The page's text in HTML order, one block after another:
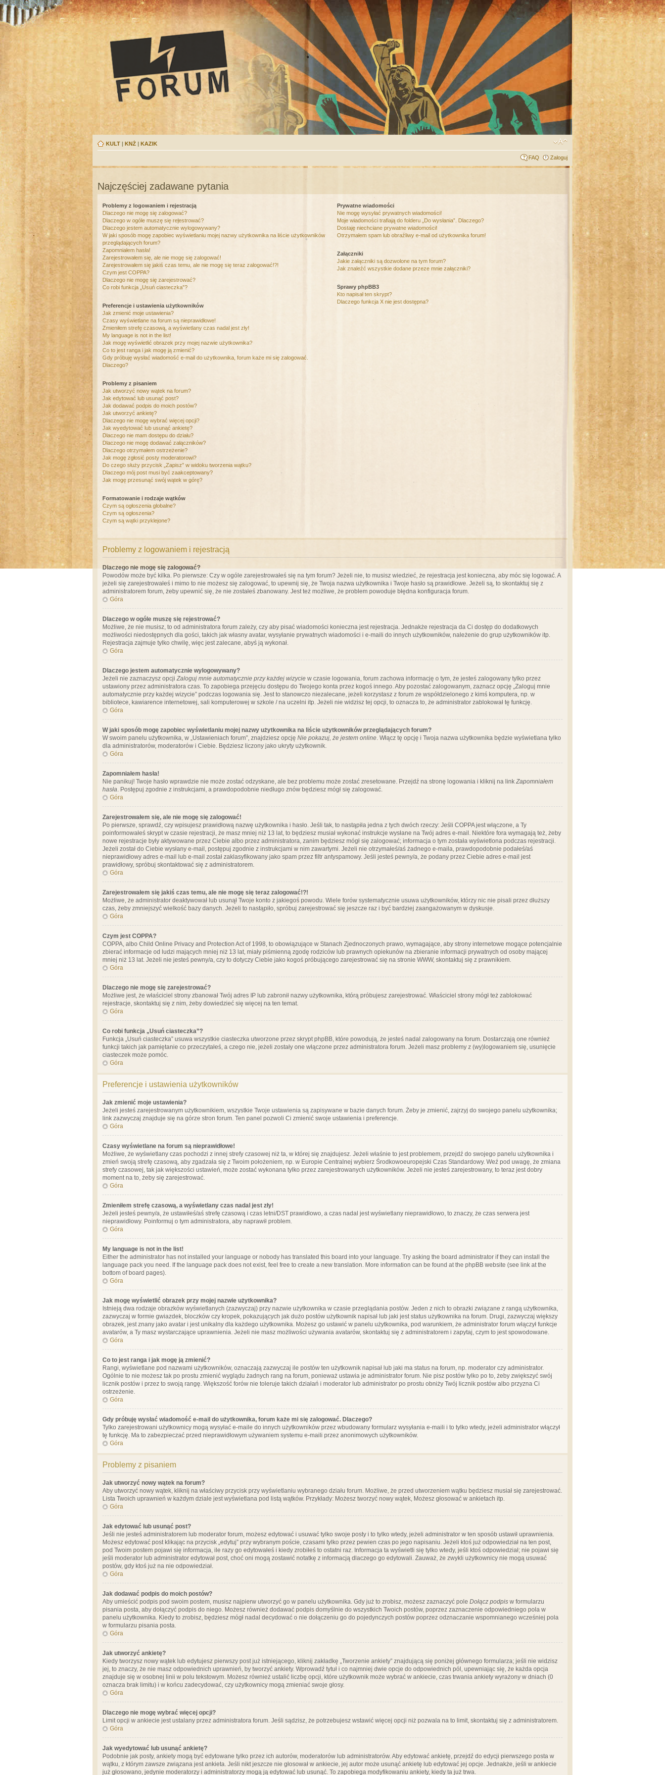
KULT | KNŻ | KAZIK
FAQ Zaloguj
Najczęściej zadawane pytania
Problemy z logowaniem i rejestracją
Dlaczego nie mogę się zalogować?
Dlaczego w ogóle muszę się rejestrować?
Dlaczego jestem automatycznie wylogowywany?
W jaki sposób mogę zapobiec wyświetlaniu mojej nazwy użytkownika na liście użytkowników
przeglądających forum?
Zapomniałem hasła!
Zarejestrowałem się, ale nie mogę się zalogować!
Zarejestrowałem się jakiś czas temu, ale nie mogę się teraz zalogować!?!
Czym jest COPPA?
Dlaczego nie mogę się zarejestrować?
Co robi funkcja „Usuń ciasteczka”?
Preferencje i ustawienia użytkowników
Jak zmienić moje ustawienia?
Czasy wyświetlane na forum są nieprawidłowe!
Zmieniłem strefę czasową, a wyświetlany czas nadal jest zły!
My language is not in the list!
Jak mogę wyświetlić obrazek przy mojej nazwie użytkownika?
Co to jest ranga i jak mogę ją zmienić?
Gdy próbuję wysłać wiadomość e-mail do użytkownika, forum każe mi się zalogować.
Dlaczego?
Problemy z pisaniem
Jak utworzyć nowy wątek na forum?
Jak edytować lub usunąć post?
Jak dodawać podpis do moich postów?
Jak utworzyć ankietę?
Dlaczego nie mogę wybrać więcej opcji?
Jak wyedytować lub usunąć ankietę?
Dlaczego nie mam dostępu do działu?
Dlaczego nie mogę dodawać załączników?
Dlaczego otrzymałem ostrzeżenie?
Jak mogę zgłosić posty moderatorowi?
Do czego służy przycisk „Zapisz” w widoku tworzenia wątku?
Dlaczego mój post musi być zaakceptowany?
Jak mogę przesunąć swój wątek w górę?
Formatowanie i rodzaje wątków
Czym są ogłoszenia globalne?
Czym są ogłoszenia?
Czym są wątki przyklejone?
Prywatne wiadomości
Nie mogę wysyłać prywatnych wiadomości!
Moje wiadomości trafiają do folderu „Do wysłania”. Dlaczego?
Dostaję niechciane prywatne wiadomości!
Otrzymałem spam lub obraźliwy e-mail od użytkownika forum!
Załączniki
Jakie załączniki są dozwolone na tym forum?
Jak znaleźć wszystkie dodane przeze mnie załączniki?
Sprawy phpBB3
Kto napisał ten skrypt?
Dlaczego funkcja X nie jest dostępna?
Problemy z logowaniem i rejestracją
Dlaczego nie mogę się zalogować?
Powodów może być kilka. Po pierwsze: Czy w ogóle zarejestrowałeś się na tym forum? Jeżeli nie, to musisz wiedzieć, że rejestracja jest konieczna, aby móc się logować. A
jeżeli się zarejestrowałeś i mimo to nie możesz się zalogować, to upewnij się, że Twoja nazwa użytkownika i Twoje hasło są prawidłowe. Jeżeli są, to skontaktuj się z
administratorem forum, żeby upewnić się, że nie zostałeś zbanowany. Jest też możliwe, że problem powoduje błędna konfiguracja forum.
Góra
Dlaczego w ogóle muszę się rejestrować?
Możliwe, że nie musisz, to od administratora forum zależy, czy aby pisać wiadomości konieczna jest rejestracja. Jednakże rejestracja da Ci dostęp do dodatkowych
możliwości niedostępnych dla gości, takich jak własny avatar, wysyłanie prywatnych wiadomości i e-maili do innych użytkowników, należenie do grup użytkowników itp.
Rejestracja zajmuje tylko chwilę, więc jest zalecane, abyś ją wykonał.
Góra
Dlaczego jestem automatycznie wylogowywany?
Jeżeli nie zaznaczysz opcji Zaloguj mnie automatycznie przy każdej wizycie w czasie logowania, forum zachowa informację o tym, że jesteś zalogowany tylko przez
ustawiony przez administratora czas. To zapobiega przejęciu dostępu do Twojego konta przez kogoś innego. Aby pozostać zalogowanym, zaznacz opcję „Zaloguj mnie
automatycznie przy każdej wizycie” podczas logowania się. Jest to stanowczo niezalecane, jeżeli korzystasz z forum ze współdzielonego z kimś komputera, np. w
bibliotece, kawiarence internetowej, sali komputerowej w szkole / na uczelni itp. Jeżeli nie widzisz tej opcji, to oznacza to, że administrator zablokował tę funkcję.
Góra
W jaki sposób mogę zapobiec wyświetlaniu mojej nazwy użytkownika na liście użytkowników przeglądających forum?
W swoim panelu użytkownika, w „Ustawieniach forum”, znajdziesz opcję Nie pokazuj, że jestem online. Włącz tę opcję i Twoja nazwa użytkownika będzie wyświetlana tylko
dla administratorów, moderatorów i Ciebie. Będziesz liczony jako ukryty użytkownik.
Góra
Zapomniałem hasła!
Nie panikuj! Twoje hasło wprawdzie nie może zostać odzyskane, ale bez problemu może zostać zresetowane. Przejdź na stronę logowania i kliknij na link Zapomniałem
hasła. Postępuj zgodnie z instrukcjami, a prawdopodobnie niedługo znów będziesz mógł się zalogować.
Góra
Zarejestrowałem się, ale nie mogę się zalogować!
Po pierwsze, sprawdź, czy wpisujesz prawidłową nazwę użytkownika i hasło. Jeśli tak, to nastąpiła jedna z tych dwóch rzeczy: Jeśli COPPA jest włączone, a Ty
poinformowałeś skrypt w czasie rejestracji, że masz mniej niż 13 lat, to będziesz musiał wykonać instrukcje wysłane na Twój adres e-mail. Niektóre fora wymagają też, żeby
nowe rejestracje były aktywowane przez Ciebie albo przez administratora, zanim będziesz mógł się zalogować; informacja o tym została wyświetlona podczas rejestracji.
Jeżeli został do Ciebie wysłany e-mail, postępuj zgodnie z instrukcjami w nim zawartymi. Jeżeli nie otrzymałeś/aś żadnego e-maila, prawdopodobnie podałeś/aś
nieprawidłowy adres e-mail lub e-mail został zaklasyfikowany jako spam przez filtr antyspamowy. Jeśli jesteś pewny/a, że podany przez Ciebie adres e-mail jest
prawidłowy, spróbuj skontaktować się z administratorem.
Góra
Zarejestrowałem się jakiś czas temu, ale nie mogę się teraz zalogować!?!
Możliwe, że administrator deaktywował lub usunął Twoje konto z jakiegoś powodu. Wiele forów systematycznie usuwa użytkowników, którzy nic nie pisali przez dłuższy
czas, żeby zmniejszyć wielkość bazy danych. Jeżeli to nastąpiło, spróbuj zarejestrować się jeszcze raz i być bardziej zaangażowanym w dyskusje.
Góra
Czym jest COPPA?
COPPA, albo Child Online Privacy and Protection Act of 1998, to obowiązujące w Stanach Zjednoczonych prawo, wymagające, aby strony internetowe mogące potencjalnie
zbierać informacje od ludzi mających mniej niż 13 lat, miały piśmienną zgodę rodziców lub prawnych opiekunów na zbieranie informacji prywatnych od osoby mającej
mniej niż 13 lat. Jeżeli nie jesteś pewny/a, czy to dotyczy Ciebie jako kogoś próbującego zarejestrować się na stronie WWW, skontaktuj się z prawnikiem.
Góra
Dlaczego nie mogę się zarejestrować?
Możliwe jest, że właściciel strony zbanował Twój adres IP lub zabronił nazwy użytkownika, którą próbujesz zarejestrować. Właściciel strony mógł też zablokować
rejestracje, skontaktuj się z nim, żeby dowiedzieć się więcej na ten temat.
Góra
Co robi funkcja „Usuń ciasteczka”?
Funkcja „Usuń ciasteczka” usuwa wszystkie ciasteczka utworzone przez skrypt phpBB, które powodują, że jesteś nadal zalogowany na forum. Dostarczają one również
funkcji takich jak pamiętanie co przeczytałeś, a czego nie, jeżeli zostały one włączone przez administratora forum. Jeżeli masz problemy z (wy)logowaniem się, usunięcie
ciasteczek może pomóc.
Góra
Preferencje i ustawienia użytkowników
Jak zmienić moje ustawienia?
Jeżeli jesteś zarejestrowanym użytkownikiem, wszystkie Twoje ustawienia są zapisywane w bazie danych forum. Żeby je zmienić, zajrzyj do swojego panelu użytkownika;
link zazwyczaj znajduje się na górze stron forum. Ten panel pozwoli Ci zmienić swoje ustawienia i preferencje.
Góra
Czasy wyświetlane na forum są nieprawidłowe!
Możliwe, że wyświetlany czas pochodzi z innej strefy czasowej niż ta, w której się znajdujesz. Jeżeli właśnie to jest problemem, przejdź do swojego panelu użytkownika i
zmień swoją strefę czasową, aby zgadzała się z Twoim położeniem, np. w Europie Centralnej wybierz Środkowoeuropejski Czas Standardowy. Weź pod uwagę, że zmiana
strefy czasowej, tak jak większości ustawień, może zostać wykonana tylko przez zarejestrowanych użytkowników. Jeżeli nie jesteś zarejestrowany, to teraz jest dobry
moment na to, żeby się zarejestrować.
Góra
Zmieniłem strefę czasową, a wyświetlany czas nadal jest zły!
Jeżeli jesteś pewny/a, że ustawiłeś/aś strefę czasową i czas letni/DST prawidłowo, a czas nadal jest wyświetlany nieprawidłowo, to znaczy, że czas serwera jest
nieprawidłowy. Poinformuj o tym administratora, aby naprawił problem.
Góra
My language is not in the list!
Either the administrator has not installed your language or nobody has translated this board into your language. Try asking the board administrator if they can install the
language pack you need. If the language pack does not exist, feel free to create a new translation. More information can be found at the phpBB website (see link at the
bottom of board pages).
Góra
Jak mogę wyświetlić obrazek przy mojej nazwie użytkownika?
Istnieją dwa rodzaje obrazków wyświetlanych (zazwyczaj) przy nazwie użytkownika w czasie przeglądania postów. Jeden z nich to obrazki związane z rangą użytkownika,
zazwyczaj w formie gwiazdek, bloczków czy kropek, pokazujących jak dużo postów użytkownik napisał lub jaki jest status użytkownika na forum. Drugi, zazwyczaj większy
obrazek, jest znany jako avatar i jest unikalny dla każdego użytkownika. Możesz go ustawić w panelu użytkownika, pod warunkiem, że administrator forum włączył funkcje
avatarów, a Ty masz wystarczające uprawnienia. Jeżeli nie masz możliwości używania avatarów, skontaktuj się z administratorem i zapytaj, czym to jest spowodowane.
Góra
Co to jest ranga i jak mogę ją zmienić?
Rangi, wyświetlane pod nazwami użytkowników, oznaczają zazwyczaj ile postów ten użytkownik napisał lub jaki ma status na forum, np. moderator czy administrator.
Ogólnie to nie możesz tak po prostu zmienić wyglądu żadnych rang na forum, ponieważ ustawia je administrator forum. Nie pisz postów tylko po to, żeby zwiększyć swój
licznik postów i przez to swoją rangę. Większość forów nie toleruje takich działań i moderator lub administrator po prostu obniży Twój licznik postów albo przyzna Ci
ostrzeżenie.
Góra
Gdy próbuję wysłać wiadomość e-mail do użytkownika, forum każe mi się zalogować. Dlaczego?
Tylko zarejestrowani użytkownicy mogą wysyłać e-maile do innych użytkowników przez wbudowany formularz wysyłania e-maili i to tylko wtedy, jeżeli administrator włączył
tę funkcję. Ma to zabezpieczać przed nieprawidłowym używaniem systemu e-maili przez anonimowych użytkowników.
Góra
Problemy z pisaniem
Jak utworzyć nowy wątek na forum?
Aby utworzyć nowy wątek, kliknij na właściwy przycisk przy wyświetlaniu wybranego działu forum. Możliwe, że przed utworzeniem wątku będziesz musiał się zarejestrować.
Lista Twoich uprawnień w każdym dziale jest wyświetlana pod listą wątków. Przykłady: Możesz tworzyć nowy wątek, Możesz głosować w ankietach itp.
Góra
Jak edytować lub usunąć post?
Jeśli nie jesteś administratorem lub moderator forum, możesz edytować i usuwać tylko swoje posty i to tylko wtedy, jeżeli administrator w ten sposób ustawił uprawnienia.
Możesz edytować post klikając na przycisk „edytuj” przy wybranym poście, czasami tylko przez pewien czas po jego napisaniu. Jeżeli ktoś już odpowiedział na ten post,
pod Twoim postem pojawi się informacja, ile razy go edytowałeś i kiedy zrobiłeś to ostatni raz. Informacja ta wyświetli się tylko wtedy, jeśli ktoś odpowiedział; nie pojawi się
jeśli moderator lub administrator edytował post, choć oni mogą zostawić notatkę z informacją dlaczego go edytowali. Zauważ, że zwykli użytkownicy nie mogą usuwać
postów, gdy ktoś już na nie odpowiedział.
Góra
Jak dodawać podpis do moich postów?
Aby umieścić podpis pod swoim postem, musisz najpierw utworzyć go w panelu użytkownika. Gdy już to zrobisz, możesz zaznaczyć pole Dołącz podpis w formularzu
pisania posta, aby dołączyć podpis do niego. Możesz również dodawać podpis domyślnie do wszystkich Twoich postów, poprzez zaznaczenie odpowiedniego pola w
panelu użytkownika. Kiedy to zrobisz, będziesz mógł nadal decydować o nie dołączeniu go do pojedynczych postów poprzez odznaczanie wspomnianego wcześniej pola
w formularzu pisania posta.
Góra
Jak utworzyć ankietę?
Kiedy tworzysz nowy wątek lub edytujesz pierwszy post już istniejącego, kliknij zakładkę „Tworzenie ankiety” znajdującą się poniżej głównego formularza; jeśli nie widzisz
jej, to znaczy, że nie masz odpowiednich uprawnień, by tworzyć ankiety. Wprowadź tytuł i co najmniej dwie opcje do odpowiednich pól, upewniając się, że każda opcja
znajduje się w osobnej linii w polu tekstowym. Możesz również ustalić liczbę opcji, które użytkownik może wybrać w ankiecie, czas trwania ankiety wyrażony w dniach (0
oznacza brak limitu) i w końcu zadecydować, czy użytkownicy mogą zmieniać swoje głosy.
Góra
Dlaczego nie mogę wybrać więcej opcji?
Limit opcji w ankiecie jest ustalany przez administratora forum. Jeśli sądzisz, że potrzebujesz wstawić więcej opcji niż pozwala na to limit, skontaktuj się z administratorem.
Góra
Jak wyedytować lub usunąć ankietę?
Podobnie jak posty, ankiety mogą być edytowane tylko przez ich autorów, moderatorów lub administratorów. Aby edytować ankietę, przejdź do edycji pierwszego posta w
wątku, z którym zawsze związana jest ankieta. Jeśli nikt jeszcze nie głosował w ankiecie, jej autor może usunąć ankietę lub edytować jej opcje. Jednakże, jeśli w ankiecie
już głosowano, jedynie moderatorzy i administratorzy mogą ją edytować lub usunąć. To zapobiega modyfikowaniu ankiety, kiedy ta już trwa.